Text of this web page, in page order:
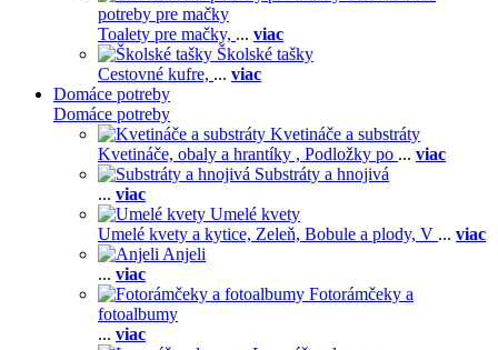
potreby pre mačky
Toalety pre mačky, ... viac
Školské tašky
Cestovné kufre, ... viac
Domáce potreby
Domáce potreby
Kvetináče a substráty
Kvetináče, obaly a hrantíky , Podložky po ... viac
Substráty a hnojivá
... viac
Umelé kvety
Umelé kvety a kytice, Zeleň, Bobule a plody, V ... viac
Anjeli
... viac
Fotorámčeky a
fotoalbumy
... viac